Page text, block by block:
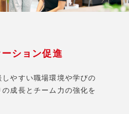
ション促進
やすい職場環境や学びの
成長とチーム力の強化を